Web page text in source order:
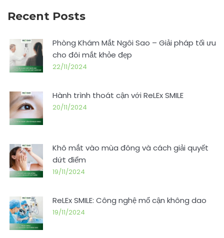
Recent Posts
Phòng Khám Mắt Ngôi Sao – Giải pháp tối ưu
cho đôi mắt khỏe đẹp
22/11/2024
Hành trình thoát cận với ReLEx SMILE
20/11/2024
Khô mắt vào mùa đông và cách giải quyết
dứt điểm
19/11/2024
ReLEx SMILE: Công nghệ mổ cận không dao
19/11/2024